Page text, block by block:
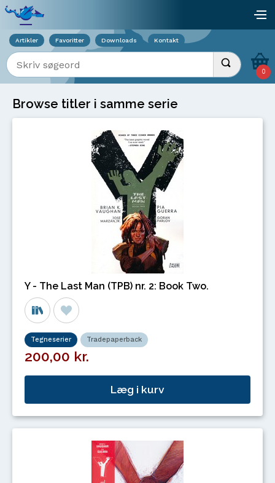
Artikler Favoritter Downloads Kontakt
Indtast søgeord Udfør søgning
0
Browse titler i samme serie
Y - The Last Man (TPB) nr. 2: Book Two.
Tegneserier Tradepaperback
200,00 kr.
Læg i kurv
Viser overlay for indkøbskurv